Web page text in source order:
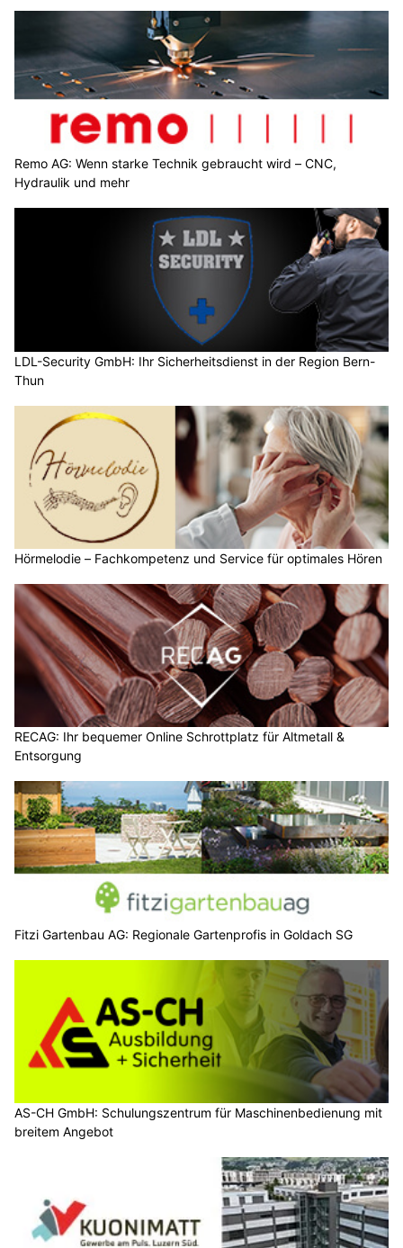
Remo AG: Wenn starke Technik gebraucht wird – CNC,
Hydraulik und mehr
LDL-Security GmbH: Ihr Sicherheitsdienst in der Region Bern-
Thun
Hörmelodie – Fachkompetenz und Service für optimales Hören
RECAG: Ihr bequemer Online Schrottplatz für Altmetall &
Entsorgung
Fitzi Gartenbau AG: Regionale Gartenprofis in Goldach SG
AS-CH GmbH: Schulungszentrum für Maschinenbedienung mit
breitem Angebot